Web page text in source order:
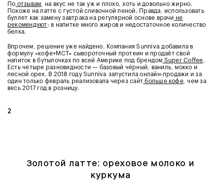
По отзывам , на вкус не так уж и плохо, хоть и довольно жирно.
Похоже на латте с густой сливочной пеной. Правда, использовать
буллет как замену завтрака на регулярной основе врачи не
рекомендуют: в напитке много жиров и недостаточное количество
белка.
Впрочем, решение уже найдено. Компания Sunniva добавила в
формулу «кофе+MCT» сывороточный протеин и продаёт свой
напиток в бутылочках по всей Америке под брендом Super Coffee.
Есть четыре разновидности — базовый чёрный, ваниль, мокко и
лесной орех. В 2018 году Sunniva запустила онлайн-продажи и за
один только февраль реализовала через сайт больше кофе, чем за
весь 2017 год в розницу.
2
Золотой латте: ореховое молоко и
куркума